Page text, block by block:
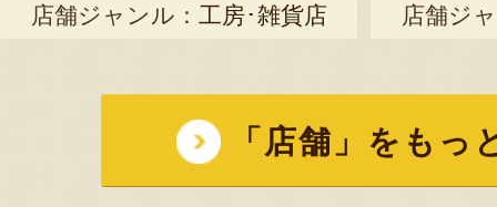
店舗ジャンル： 工房･雑貨店 店舗ジ
「店舗」をもっ